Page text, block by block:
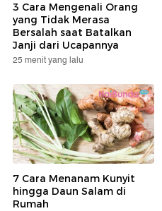
3 Cara Mengenali Orang
yang Tidak Merasa
Bersalah saat Batalkan
Janji dari Ucapannya
25 menit yang lalu
7 Cara Menanam Kunyit
hingga Daun Salam di
Rumah